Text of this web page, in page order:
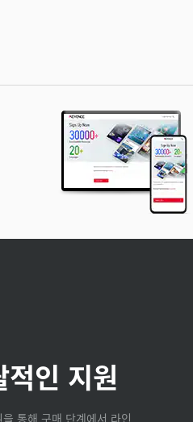
인 지원
통해 구매 단계에서 라인